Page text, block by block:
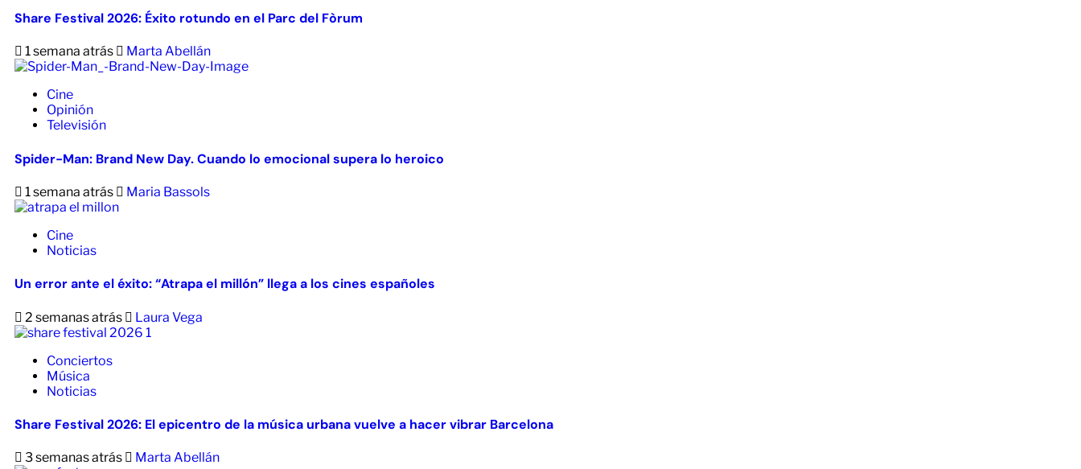
Share Festival 2026: Éxito rotundo en el Parc del Fòrum
1 semana atrás Marta Abellán
Cine
Opinión
Televisión
Spider-Man: Brand New Day. Cuando lo emocional supera lo heroico
1 semana atrás Maria Bassols
Cine
Noticias
Un error ante el éxito: “Atrapa el millón” llega a los cines españoles
2 semanas atrás Laura Vega
Conciertos
Música
Noticias
Share Festival 2026: El epicentro de la música urbana vuelve a hacer vibrar Barcelona
3 semanas atrás Marta Abellán